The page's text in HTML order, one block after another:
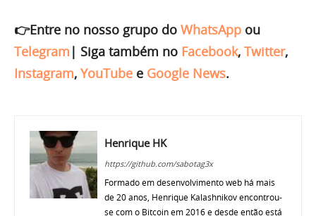
👉Entre no nosso grupo do WhatsApp ou
Telegram | Siga também no Facebook, Twitter,
Instagram, YouTube e Google News.
Henrique HK
https://github.com/sabotag3x
Formado em desenvolvimento web há mais
de 20 anos, Henrique Kalashnikov encontrou-
se com o Bitcoin em 2016 e desde então está